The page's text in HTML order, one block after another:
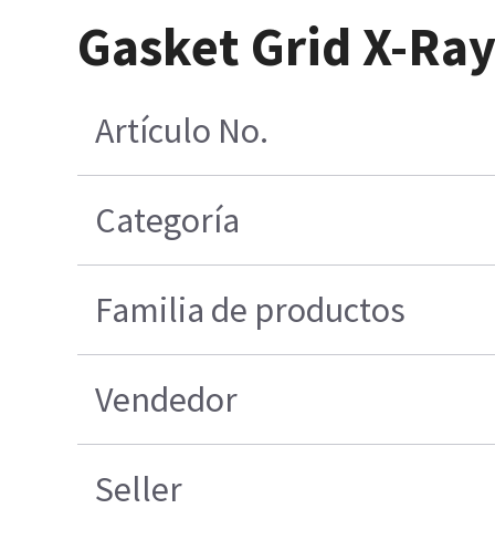
Gasket Grid X-
Artículo No.
Categoría
Familia de productos
Vendedor
Seller